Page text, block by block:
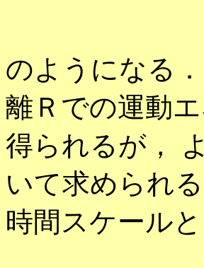
のようになる
離Ｒでの運動
得られるが，
いて求められ
時間スケールと